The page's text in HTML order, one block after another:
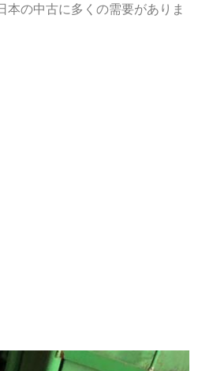
の中古に多くの需要がありま